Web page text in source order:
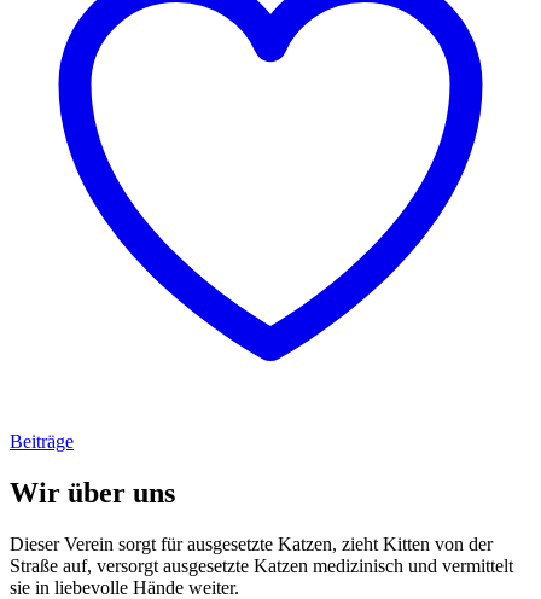
Beiträge
Wir über uns
Dieser Verein sorgt für ausgesetzte Katzen, zieht Kitten von der
Straße auf, versorgt ausgesetzte Katzen medizinisch und vermittelt
sie in liebevolle Hände weiter.